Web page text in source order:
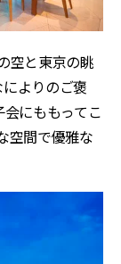
空と東京の眺
よりのご褒
会にももってこ
空間で優雅な